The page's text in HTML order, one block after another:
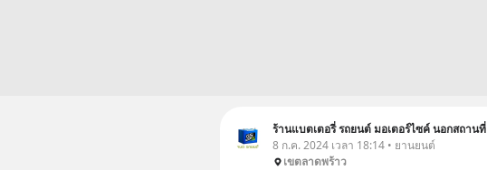
ร้านแบตเตอรี่ รถยนต์ มอเตอร์ไซค์ นอกสถานที่
8 ก.ค. 2024 เวลา 18:14 • ยานยนต์
เขตลาดพร้าว